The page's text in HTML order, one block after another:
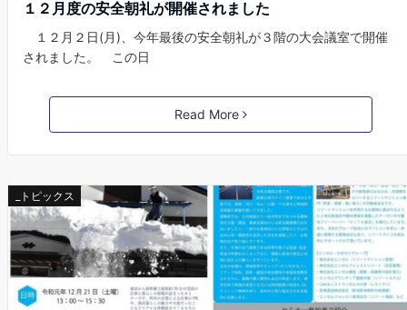
１２月度の安全朝礼が開催されました
１２月２日(月)、今年最後の安全朝礼が３階の大会議室で開催
されました。 この日
Read More
_トピックス